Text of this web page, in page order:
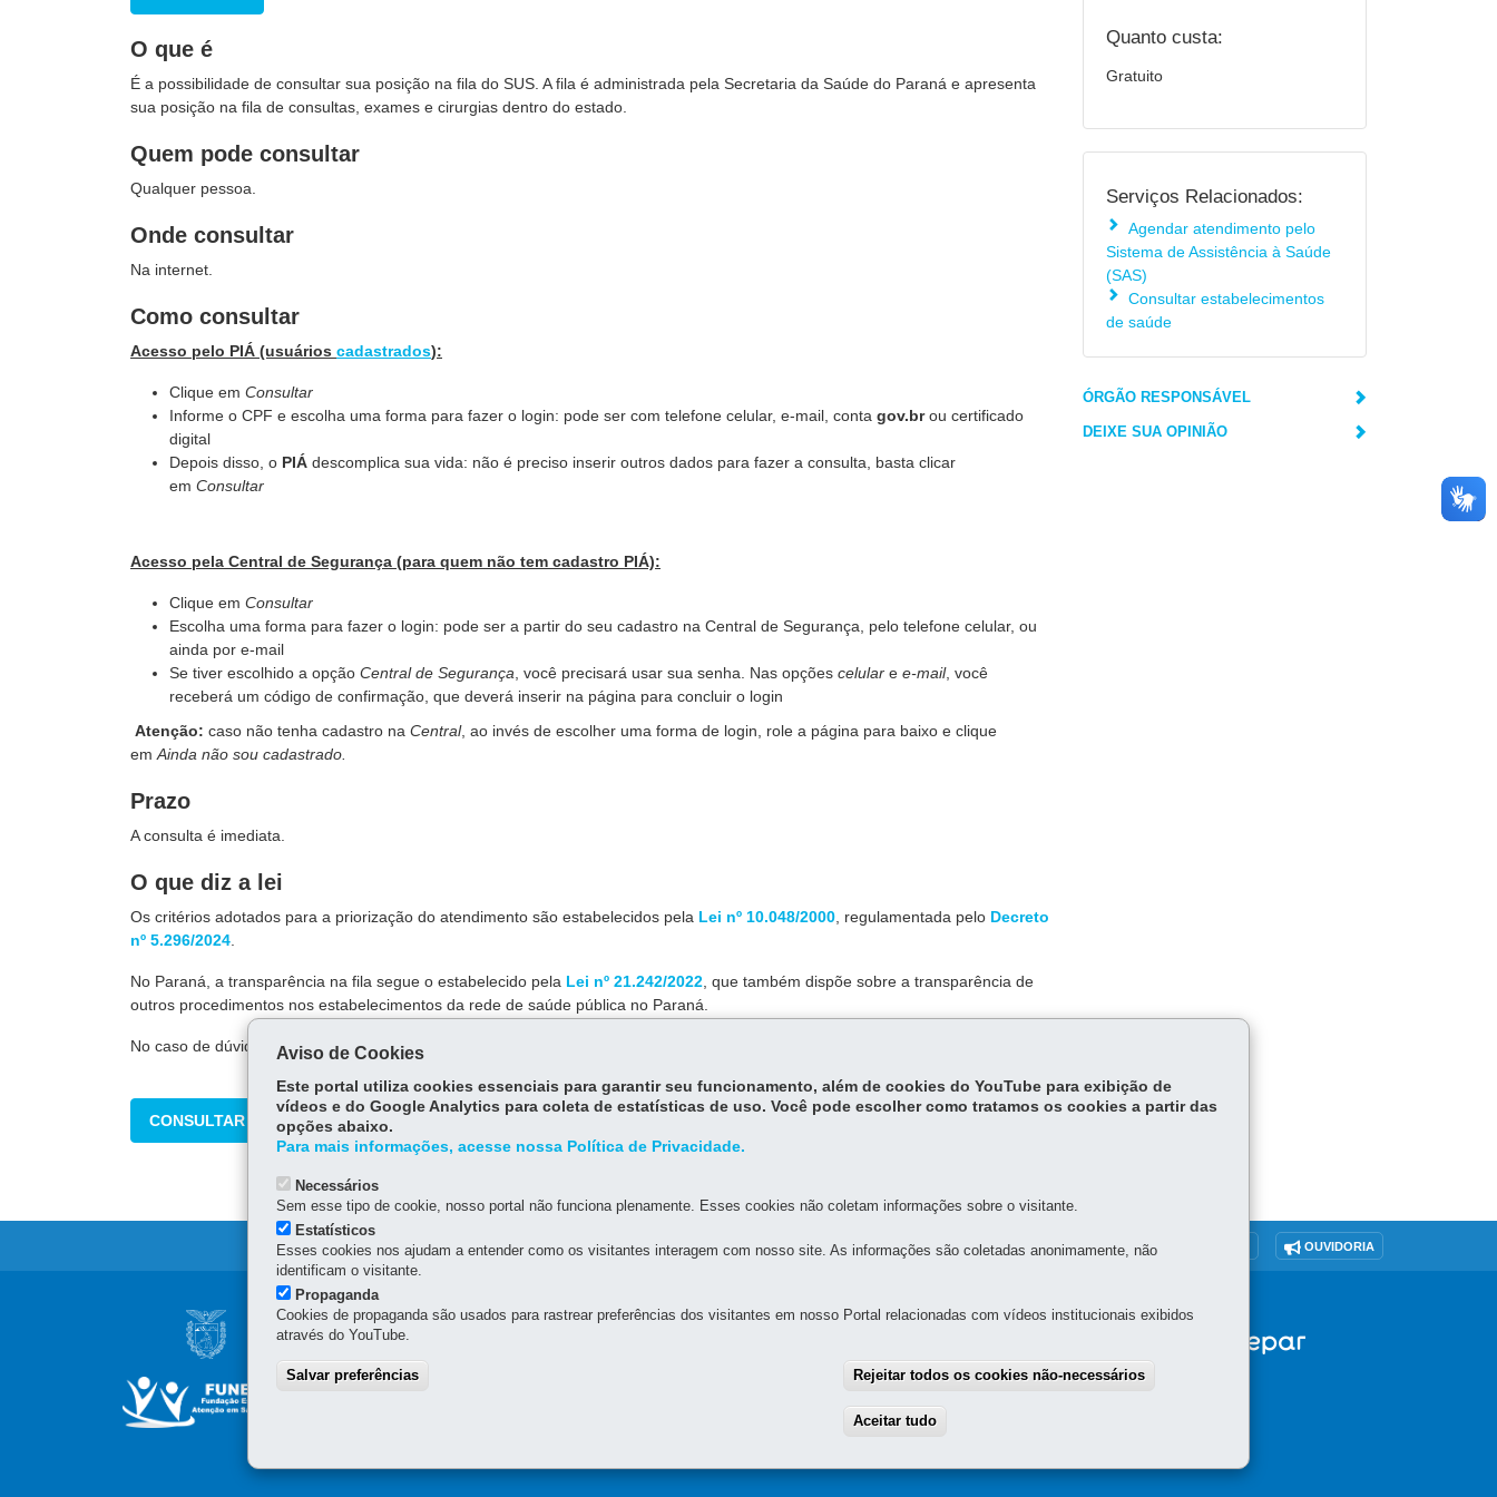
O que é
É a possibilidade de consultar sua posição na fila do SUS. A fila é administrada pela Secretaria da Saúde do Paraná e apresenta
sua posição na fila de consultas, exames e cirurgias dentro do estado.
Quem pode consultar
Qualquer pessoa.
Onde consultar
Na internet.
Como consultar
Acesso pelo PIÁ (usuários cadastrados):
Clique em Consultar
Informe o CPF e escolha uma forma para fazer o login: pode ser com telefone celular, e-mail, conta gov.brou certificado
digital
Depois disso, o PIÁ descomplica sua vida: não é preciso inserir outros dados para fazer a consulta, basta clicar
em Consultar
Acesso pela Central de Segurança (para quem não tem cadastro PIÁ):
Clique em Consultar
Escolha uma forma para fazer o login: pode ser a partir do seu cadastro na Central de Segurança, pelo telefone celular, ou
ainda por e-mail
Se tiver escolhido a opção Central de Segurança , você precisará usar sua senha. Nas opções celular e e-mail, você
receberá um código de confirmação, que deverá inserir na página para concluir o login
Atenção: caso não tenha cadastro na Central, ao invés de escolher uma forma de login, role a página para baixo e clique
em Ainda não sou cadastrado.
Prazo
A consulta é imediata.
O que diz a lei
Os critérios adotados para a priorização do atendimento são estabelecidos pela Lei nº 10.048/2000 , regulamentada pelo Decreto
nº 5.296/2024
No Paraná, a transparência na fila segue o estabelecido pela Lei nº 21.242/2022 , que também dispõe sobre a transparência de
outros procedimentos nos estabelecimentos da rede de saúde pública no Paraná.
No caso de dúvidas ou esclarecimentos, entre em contato com a
CONSULTAR
Quanto custa:
Gratuito
Serviços Relacionados:
Agendar atendimento pelo
Sistema de Assistência à Saúde
(SAS)
Consultar estabelecimentos
de saúde
ÓRGÃO RESPONSÁVEL
DEIXE SUA OPINIÃO
MAPA DO SITE DENUNCIE CORRUPÇÃO OUVIDORIA
Navegação
principal
HOSPITAL DE DERMATOLOGIA SANITÁRIA DO PARANÁ
83301-390-Piraquara
Aviso de Cookies
Este portal utiliza cookies essenciais para garantir seu funcionamento, além de cookies do YouTube para exibição de
vídeos e do Google Analytics para coleta de estatísticas de uso. Você pode escolher como tratamos os cookies a partir das
opções abaixo.
Para mais informações, acesse nossa Política de Privacidade.
Necessários
Sem esse tipo de cookie, nosso portal não funciona plenamente. Esses cookies não coletam informações sobre o visitante.
Estatísticos
Esses cookies nos ajudam a entender como os visitantes interagem com nosso site. As informações são coletadas anonimamente, não
identificam o visitante.
Propaganda
Cookies de propaganda são usados para rastrear preferências dos visitantes em nosso Portal relacionadas com vídeos institucionais exibidos
através do YouTube.
Salvar preferências Rejeitar todos os cookies não-necessários
Aceitar tudo